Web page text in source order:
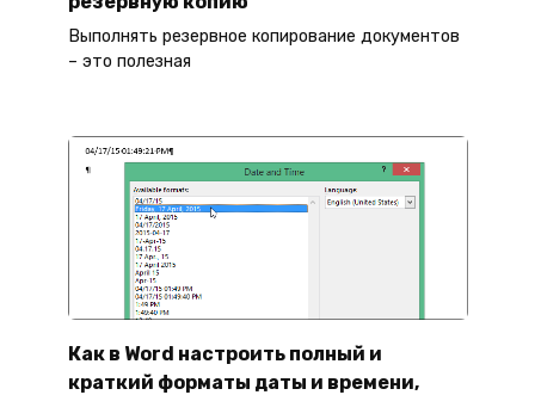
Выполнять резервное копирование документов
– это полезная
Как в Word настроить полный и
краткий форматы даты и времени,